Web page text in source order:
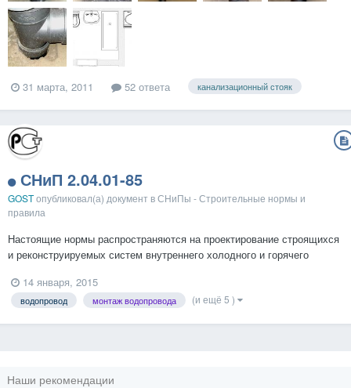
31 марта, 2011 52 ответа канализационный стояк
СНиП 2.04.01-85
GOSTопубликовал(а) документ вСНиПы - Строительные нормы и
правила
Настоящие нормы распространяются на проектирование строящихся
и реконструируемых систем внутреннего холодного и горячего
систем внутреннего холодного и горячего водоснабжения,
канализации и водостоков необходимо выполнять требования
14 января, 2015
водопровод монтаж водопровода (и ещё 5 )
Наши рекомендации